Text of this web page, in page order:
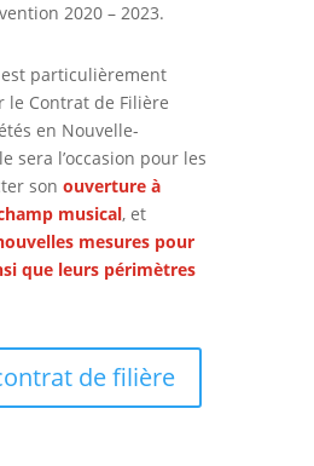
2020 – 2023.
particulièrement
Contrat de Filière
en Nouvelle-
sera l’occasion pour les
son ouverture à
musical, et
mesures pour
que leurs périmètres
de filière